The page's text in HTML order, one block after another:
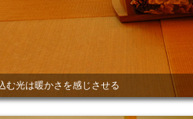
む光は暖かさを感じさせる